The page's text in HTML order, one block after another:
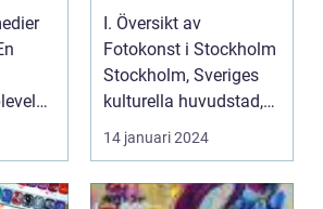
Världsstad för
Fotografiska
Upplevelser
I. Översikt av
Fotokonst i Stockholm
Stockholm, Sveriges
kulturella huvudstad,
har en rik och bloms...
14 januari 2024